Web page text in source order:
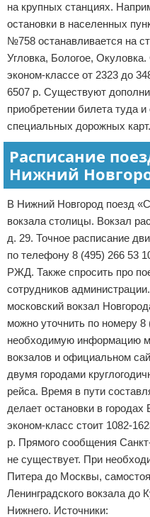
на крупных станциях.
остановки в населенных
№758 останавливается на
Угловка, Бологое,
эконом-классе от 2323 до
6507 р. Существуют
приобретении билета туда
специальных дорожных карт.
Расписание
Нижний
В Нижний Новгород поезд
вокзала столицы. Вокзал
д. 29. Точное расписание
по телефону 8 (495) 266 53
РЖД. Также спросить про
сотрудников
московский вокзал
можно уточнить по номеру
необходимую информацию
вокзалов и официальном
двумя городами
рейса. Время в пути
делает остановки в
эконом-класс стоит 1082-
р. Прямого сообщения
не существует. При
Питера до Москвы,
Ленинградского вокзала до
Нижнего. Источники: